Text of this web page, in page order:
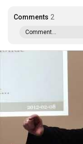
Comments 2
Comment...